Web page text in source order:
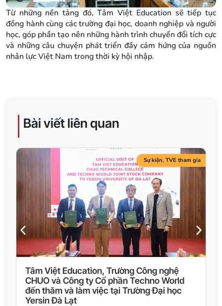
Từ những nền tảng đó, Tâm Việt Education sẽ tiếp tục
đồng hành cùng các trường đại học, doanh nghiệp và người
học, góp phần tạo nên những hành trình chuyển đổi tích cực
và những câu chuyện phát triển đầy cảm hứng của nguồn
nhân lực Việt Nam trong thời kỳ hội nhập.
Bài viết liên quan
Sự kiện, TVE tham gia
Tâm Việt Education, Trường Công nghệ
CHUO và Công ty Cổ phần Techno World
đến thăm và làm việc tại Trường Đại học
Yersin Đà Lạt